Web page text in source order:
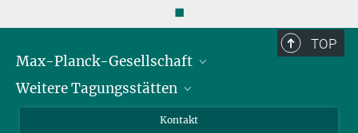
◼
TOP
Max-Planck-Gesellschaft
Karriere bei der MPG
Weitere Tagungsstätten
Kontakt